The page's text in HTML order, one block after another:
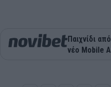
Παιχνίδι
νέο Mobile